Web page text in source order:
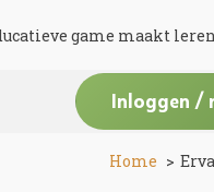
game maakt
Inloggen /
Home